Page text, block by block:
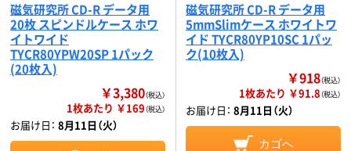
磁気研究所 CD-R データ用
20枚 スピンドルケース ホワ
イトワイド
TYCR80YPW20SP 1パック
(20枚入)
￥3,380（税込）
1枚あたり ￥169（税込）
お届け日： 8月11日（火）
磁気研究所 CD-R データ用
5mmSlimケース ホワイトワ
イド TYCR80YP10SC 1パッ
ク(10枚入)
￥918（税込）
1枚あたり ￥91.8（税込）
お届け日： 8月11日（火）
カゴへ